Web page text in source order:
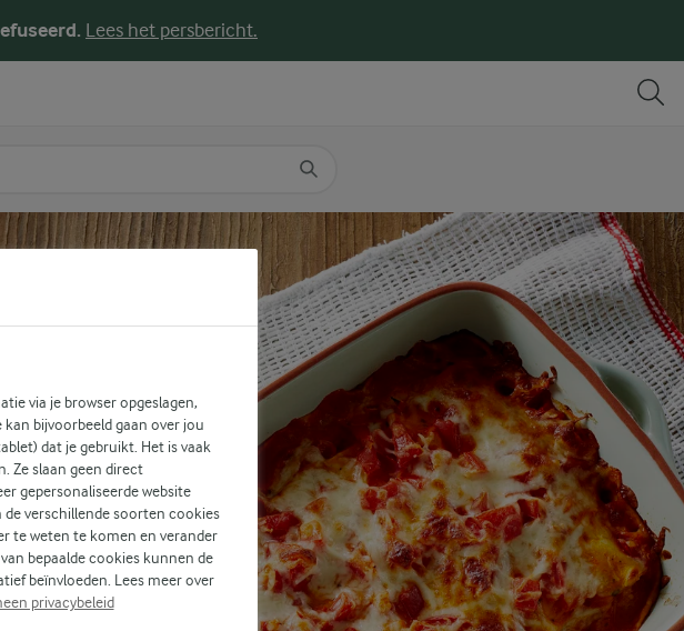
Lees het persbericht.
via je browser opgeslagen,
bijvoorbeeld gaan over jou
dat je gebruikt. Het is vaak
Ze slaan geen direct
gepersonaliseerde website
de verschillende soorten cookies
te weten te komen en verander
bepaalde cookies kunnen de
beïnvloeden. Lees meer over
privacybeleid